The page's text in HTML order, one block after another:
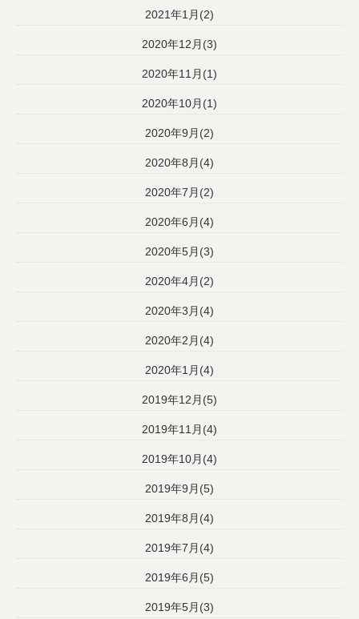
2021年1月(2)
2020年12月(3)
2020年11月(1)
2020年10月(1)
2020年9月(2)
2020年8月(4)
2020年7月(2)
2020年6月(4)
2020年5月(3)
2020年4月(2)
2020年3月(4)
2020年2月(4)
2020年1月(4)
2019年12月(5)
2019年11月(4)
2019年10月(4)
2019年9月(5)
2019年8月(4)
2019年7月(4)
2019年6月(5)
2019年5月(3)